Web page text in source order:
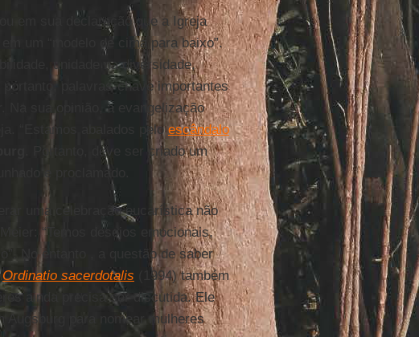
em sua declaração que a Igreja
um “modelo de cima para baixo”.
unidade na diversidade,
portanto, palavras-chave importantes
Na sua opinião, a evangelização
“Estamos abalados peloescândalo
. Portanto, deve ser criado um
e proclamado.
uma celebração eucarística não
“Temos desejos emocionais,
No entanto , a questão de saber
Ordinatio sacerdotalis (1994) também
ainda precisa ser discutida. Ele
Augsburg para nomear mulheres